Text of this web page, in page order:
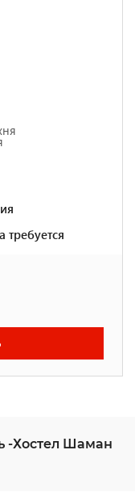
-Хостел Шаман